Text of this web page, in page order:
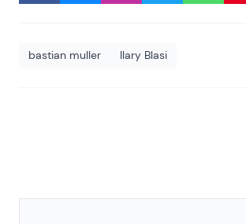
bastian muller Ilary Blasi